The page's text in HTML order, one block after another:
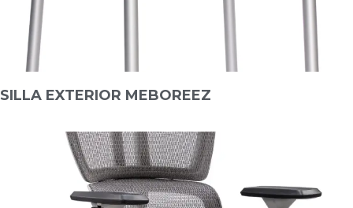
SILLA EXTERIOR MEBOREEZ